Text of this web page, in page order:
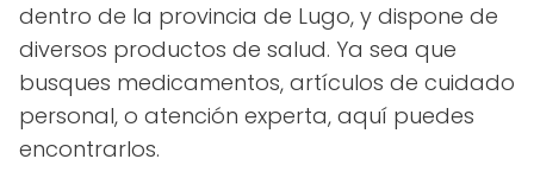
dentro de la provincia de Lugo, y dispone de
diversos productos de salud. Ya sea que
busques medicamentos, artículos de cuidado
personal, o atención experta, aquí puedes
encontrarlos.